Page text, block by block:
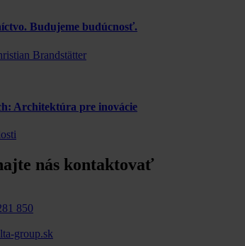
Budujeme budúcnosť.
Architektúra pre inovácie
nás kontaktovať
850
group.sk